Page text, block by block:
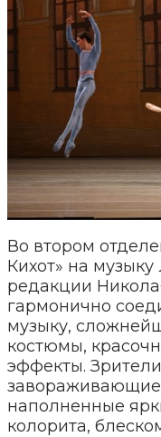
Во втором
Кихот» на
редакции
гармонично
музыку,
костюмы,
эффекты.
наполненные
колорита,